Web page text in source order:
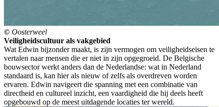
© Oosterweel
Veiligheidscultuur als vakgebied
Wat Edwin bijzonder maakt, is zijn vermogen om veiligheidseisen te
vertalen naar mensen die er niet in zijn opgegroeid. De Belgische
bouwsector werkt anders dan de Nederlandse: wat in Nederland
standaard is, kan hier als nieuw of zelfs als overdreven worden
ervaren. Edwin navigeert die spanning met een combinatie van
directheid en cultureel inzicht, een vaardigheid die hij deels heeft
opgebouwd op de meest uitdagende locaties ter wereld.